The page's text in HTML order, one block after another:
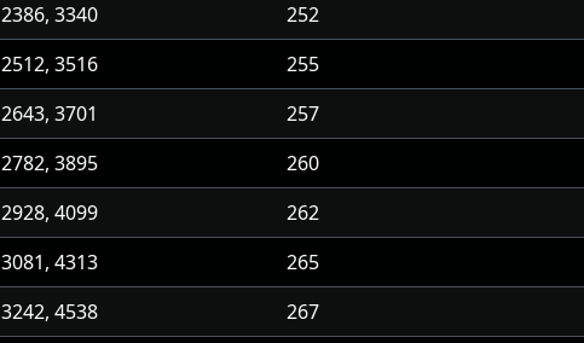
2386, 3340
252
2512, 3516
255
2643, 3701
257
2782, 3895
260
2928, 4099
262
3081, 4313
265
3242, 4538
267